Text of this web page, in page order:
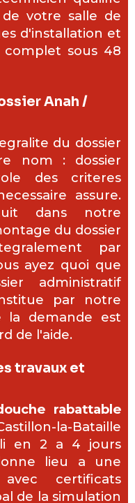
votre salle de
d'installation et
sous 48
Anah /
du dossier
nom : dossier
des criteres
assure.
dans notre
du dossier
par
ayez quoi que
administratif
par notre
la demande est
de l'aide.
travaux et
rabattable
la-Bataille
en 2 a 4 jours
lieu a une
certificats
de la simulation